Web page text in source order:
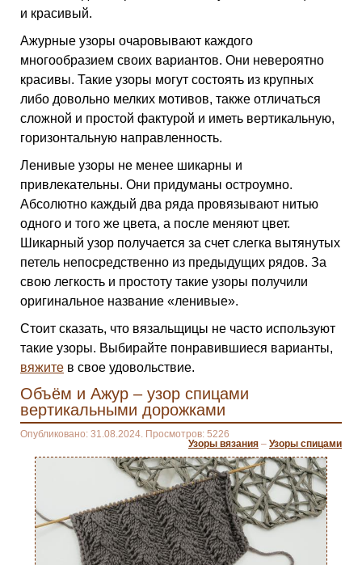
и красивый.
Ажурные узоры очаровывают каждого
многообразием своих вариантов. Они невероятно
красивы. Такие узоры могут состоять из крупных
либо довольно мелких мотивов, также отличаться
сложной и простой фактурой и иметь вертикальную,
горизонтальную направленность.
Ленивые узоры не менее шикарны и
привлекательны. Они придуманы остроумно.
Абсолютно каждый два ряда провязывают нитью
одного и того же цвета, а после меняют цвет.
Шикарный узор получается за счет слегка вытянутых
петель непосредственно из предыдущих рядов. За
свою легкость и простоту такие узоры получили
оригинальное название «ленивые».
Стоит сказать, что вязальщицы не часто используют
такие узоры. Выбирайте понравившиеся варианты,
вяжите в свое удовольствие.
Объём и Ажур – узор спицами
вертикальными дорожками
Опубликовано: 31.08.2024. Просмотров: 5226
Узоры вязания – Узоры спицами